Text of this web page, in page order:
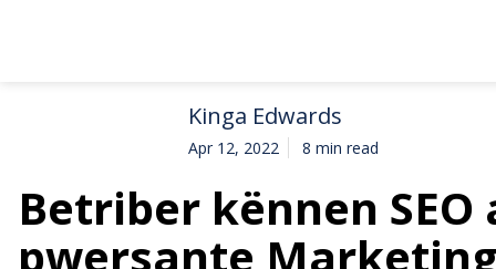
Kinga Edwards
Apr 12, 2022 8 min read
Betriber kënnen
pwersante